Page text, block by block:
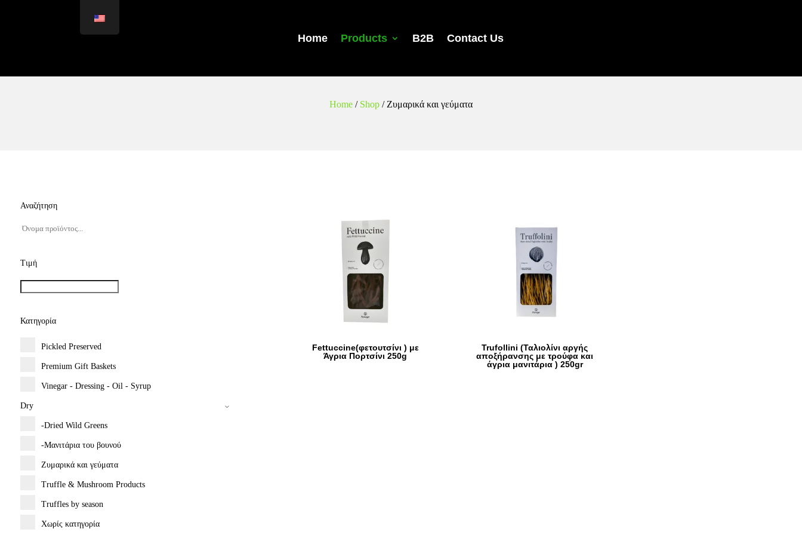
Home Products B2B Contact Us
Home / Shop / Ζυμαρικά και γεύματα
Αναζήτηση
Τιμή
Κατηγορία
Pickled Preserved
Premium Gift Baskets
Vinegar - Dressing - Oil - Syrup
Dry
-Dried Wild Greens
-Μανιτάρια του βουνού
Ζυμαρικά και γεύματα
Truffle & Mushroom Products
Truffles by season
Χωρίς κατηγορία
Fettuccine(φετουτσίνι ) με
Άγρια Πορτσίνι 250g
Trufollini (Ταλιολίνι αργής
αποξήρανσης με τρούφα και
άγρια μανιτάρια ) 250gr